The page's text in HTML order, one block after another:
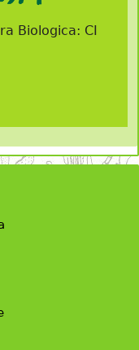
Biologica: CI